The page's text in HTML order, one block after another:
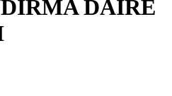
DAİRE